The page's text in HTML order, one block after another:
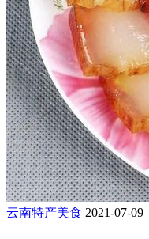
云南特产美食 2021-07-09